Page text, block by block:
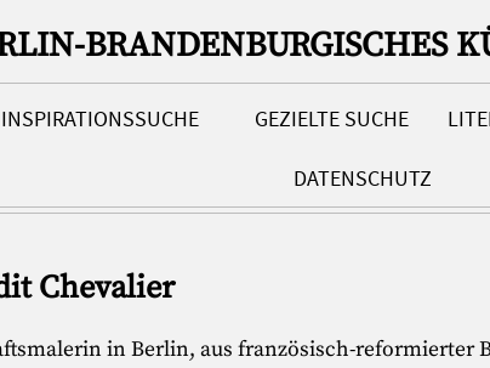
BRANDENBURGISCHES
INSPIRATIONSSUCHE GEZIELTE SUCHE
DATENSCHUTZ
Chevalier
in Berlin, aus französisch-reformierter